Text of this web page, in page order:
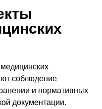
соблюдение
и нормативных
документации.